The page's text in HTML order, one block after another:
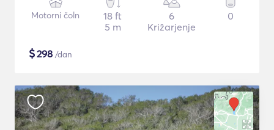
Motorni čoln
18 ft
5 m
6
Križarjenje
0
$298 /dan